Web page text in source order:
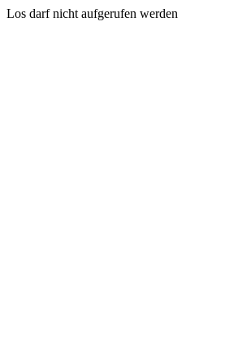
Los darf nicht aufgerufen werden